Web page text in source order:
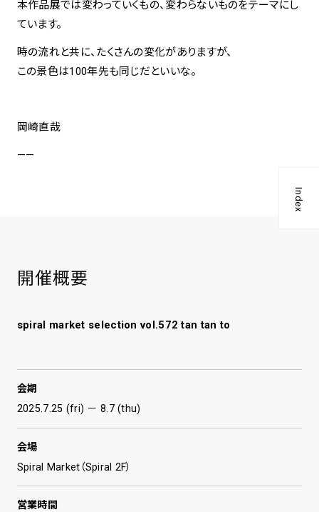
Index
本作品展では変わっていくもの、変わらないものをテーマにし
ています。
時の流れと共に、たくさんの変化がありますが、
この景色は100年先も同じだといいな。
岡崎直哉
——
開催概要
spiral market selection vol.572 tan tan to
会期
2025.7.25 (fri) － 8.7 (thu)
会場
Spiral Market（Spiral 2F）
営業時間